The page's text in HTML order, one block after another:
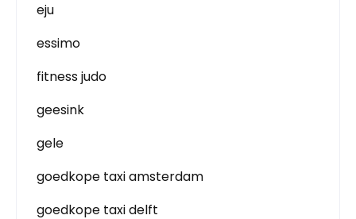
eju
essimo
fitness judo
geesink
gele
goedkope taxi amsterdam
goedkope taxi delft